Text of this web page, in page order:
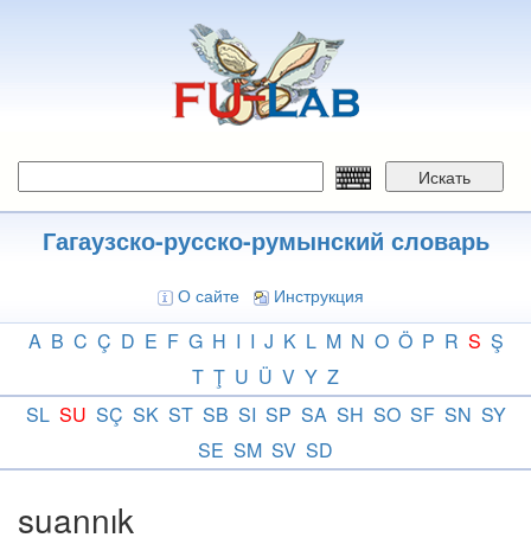
Искать
Гагаузско-русско-румынский словарь
О сайте Инструкция
A B C Ç D E F G H I I J K L M N O Ö P R S Ş
T Ţ U Ü V Y Z
SL SU SÇ SK ST SB SI SP SA SH SO SF SN SY
SE SM SV SD
suannık